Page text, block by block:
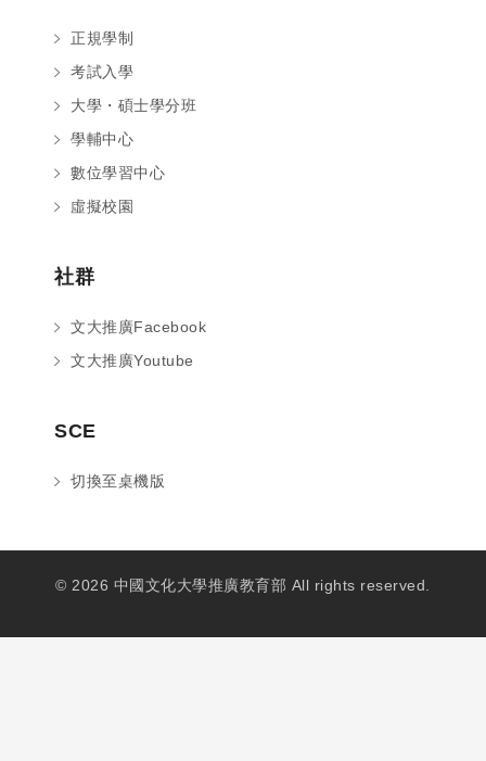
正規學制
考試入學
大學・碩士學分班
學輔中心
數位學習中心
虛擬校園
社群
文大推廣Facebook
文大推廣Youtube
SCE
切換至桌機版
© 2026 中國文化大學推廣教育部 All rights reserved.